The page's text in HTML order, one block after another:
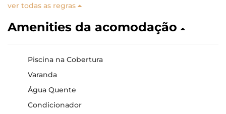
ver todas as regras
Amenities da acomodação
Piscina na Cobertura
Varanda
Água Quente
Condicionador